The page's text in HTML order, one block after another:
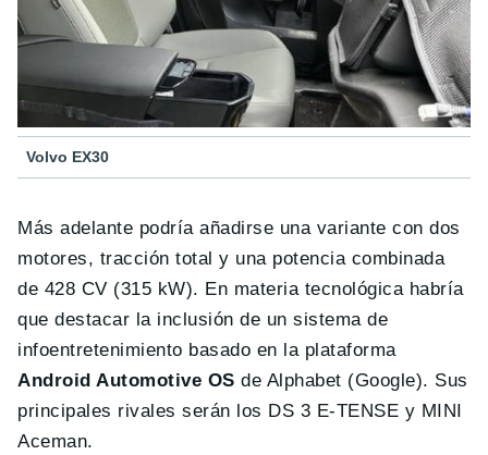
Volvo EX30
Más adelante podría añadirse una variante con dos
motores, tracción total y una potencia combinada
de 428 CV (315 kW). En materia tecnológica habría
que destacar la inclusión de un sistema de
infoentretenimiento basado en la plataforma
Android Automotive OS de Alphabet (Google). Sus
principales rivales serán los DS 3 E-TENSE y MINI
Aceman.